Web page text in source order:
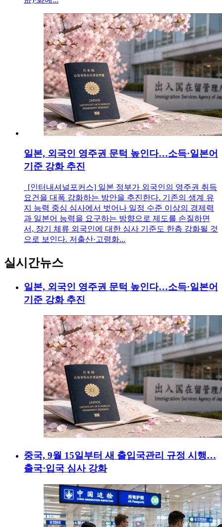
일본, 외국인 영주권 문턱 높인다…소득·일본어
기준 강화 추진
[인터내셔널포커스] 일본 정부가 외국인의 영주권 취득
요건을 대폭 강화하는 방안을 추진한다. 기존의 생계 유
지 능력 중심 심사에서 벗어나 일정 수준 이상의 경제력
과 일본어 능력을 요구하는 방향으로 제도를 손질하면
서, 장기 체류 외국인에 대한 심사 기준도 한층 강화될 것
으로 보인다. 저출산·고령화...
실시간뉴스
일본, 외국인 영주권 문턱 높인다…소득·일본어
기준 강화 추진
중국, 9월 15일부터 새 출입국관리 규정 시행…
출국·입국 심사 강화